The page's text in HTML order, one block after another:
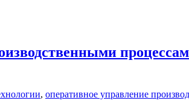
, оперативное управление